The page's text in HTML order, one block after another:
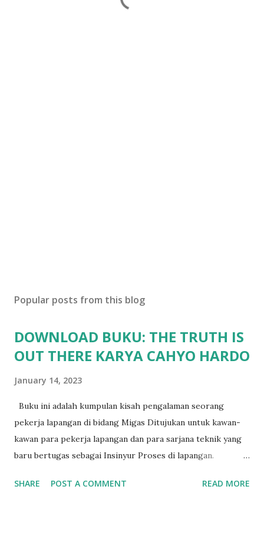
Popular posts from this blog
DOWNLOAD BUKU: THE TRUTH IS
OUT THERE KARYA CAHYO HARDO
January 14, 2023
Buku ini adalah kumpulan kisah pengalaman seorang
pekerja lapangan di bidang Migas Ditujukan untuk kawan-
kawan para pekerja lapangan dan para sarjana teknik yang
baru bertugas sebagai Insinyur Proses di lapangan.
jurusan Teknik Kimia dan langsung berhadapan dengan
SHARE POST A COMMENT READ MORE